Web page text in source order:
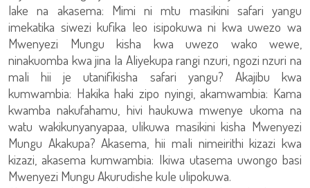
lake na akasema: Mimi ni mtu masikini safari yangu
imekatika siwezi kufika leo isipokuwa ni kwa uwezo wa
Mwenyezi Mungu kisha kwa uwezo wako wewe,
ninakuomba kwa jina la Aliyekupa rangi nzuri, ngozi nzuri na
mali hii je utanifikisha safari yangu? Akajibu kwa
kumwambia: Hakika haki zipo nyingi, akamwambia: Kama
kwamba nakufahamu, hivi haukuwa mwenye ukoma na
watu wakikunyanyapaa, ulikuwa masikini kisha Mwenyezi
Mungu Akakupa? Akasema, hii mali nimeirithi kizazi kwa
kizazi, akasema kumwambia: Ikiwa utasema uwongo basi
Mwenyezi Mungu Akurudishe kule ulipokuwa.